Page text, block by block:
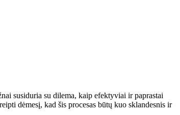
dėmesį, kad šis procesas būtų kuo sklandesnis ir